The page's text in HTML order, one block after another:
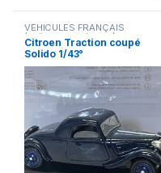
VÉHICULES FRANÇAIS
(voitures,camions...)
Citroen Traction coupé
Solido 1/43°